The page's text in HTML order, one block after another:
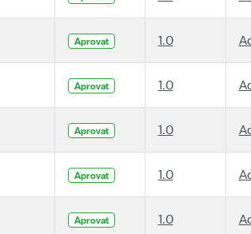
1.0
Aprovat 1.0
1.0
Aprovat 1.0
1.0